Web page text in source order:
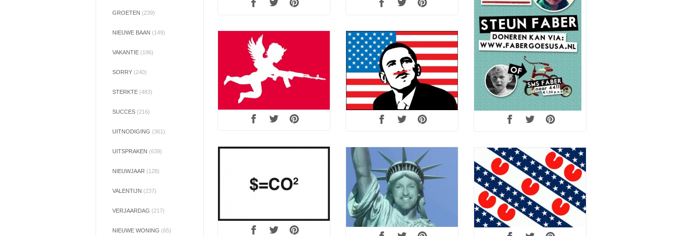
GROETEN (239)
NIEUWE BAAN (149)
VAKANTIE (196)
SORRY (240)
STERKTE (483)
SUCCES (216)
UITNODIGING (361)
UITSPRAKEN (639)
NIEUWJAAR (128)
VALENTIJN (237)
VERJAARDAG (217)
NIEUWE WONING (65)